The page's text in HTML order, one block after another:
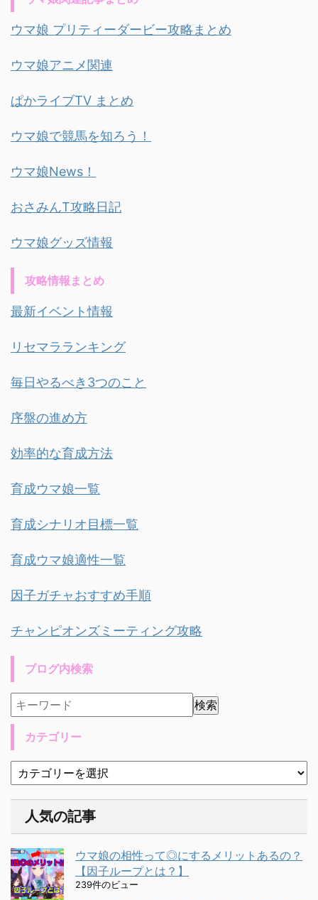
ウマ娘 プリティーダービー攻略まとめ
ウマ娘アニメ関連
ぱかライブTV まとめ
ウマ娘で競馬を知ろう！
ウマ娘News！
おさみんT攻略日記
ウマ娘グッズ情報
攻略情報まとめ
最新イベント情報
リセマラランキング
毎日やるべき3つのこと
序盤の進め方
効率的な育成方法
育成ウマ娘一覧
育成シナリオ目標一覧
育成ウマ娘適性一覧
因子ガチャおすすめ手順
チャンピオンズミーティング攻略
ブログ内検索
カテゴリー
人気の記事
ウマ娘の相性って◎にするメリットあるの？
【因子ループとは？】
239件のビュー